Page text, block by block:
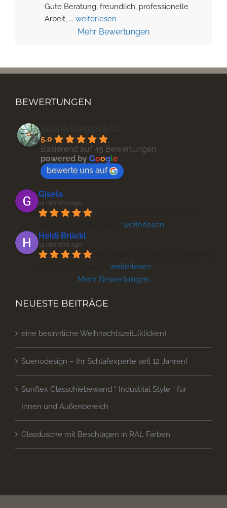
Gute Beratung, freundlich, professionelle
Arbeit, ... weiterlesen
Mehr Bewertungen
BEWERTUNGEN
5.0
Basierend auf 45 Bewertungen
powered by Google
bewerte uns auf
Gisela
11 months ago
weiterlesen
Heidi Brückl
11 months ago
weiterlesen
Mehr Bewertungen
NEUESTE BEITRÄGE
eine besinnliche Weihnachtszeit…(klicken)
Suenodesign – Ihr Schlafexperte seit 12 Jahren!
Sunflex Glasschiebewand “ Industrial Style “ für
Innen und Außenbereich
Glasdusche mit Beschlägen in RAL Farben